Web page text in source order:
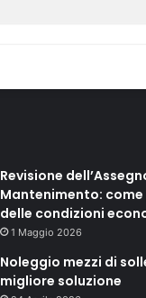
Revisione
Mantenimento:
delle condizioni
1 Maggio 2026
Noleggio mezzi di
migliore soluzione